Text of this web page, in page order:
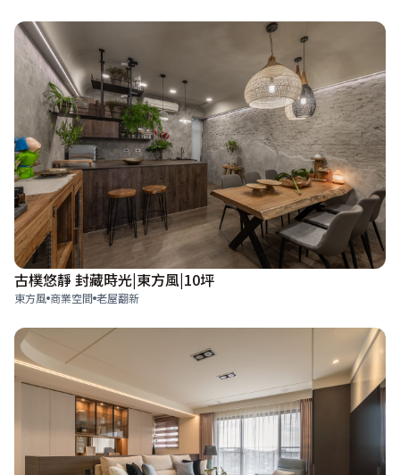
古樸悠靜 封藏時光|東方風|10坪
東方風 商業空間 老屋翻新